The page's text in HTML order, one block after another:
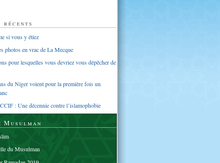
si vous y étiez
photos en vrac de La Mecque
pour lesquelles vous devriez vous dépêcher de
du Niger voient pour la première fois un
: Une décennie contre l’islamophobie
Musulman
du Musulman